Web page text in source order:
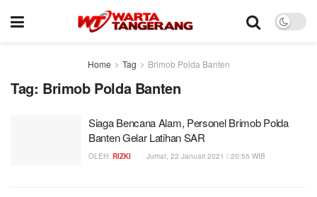
Home Tag Brimob Polda Banten
Tag: Brimob Polda Banten
Siaga Bencana Alam, Personel Brimob Polda
Banten Gelar Latihan SAR
OLEH: RIZKI Jumat, 22 Januari 2021 / 20:55 WIB